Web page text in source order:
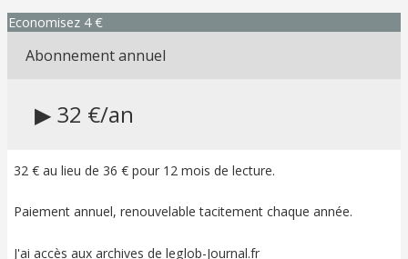
Economisez 4 €
Abonnement annuel
▶ 32 €/an
32 € au lieu de 36 € pour 12 mois de lecture.
Paiement annuel, renouvelable tacitement chaque année.
J'ai accès aux archives de leglob-Journal.fr